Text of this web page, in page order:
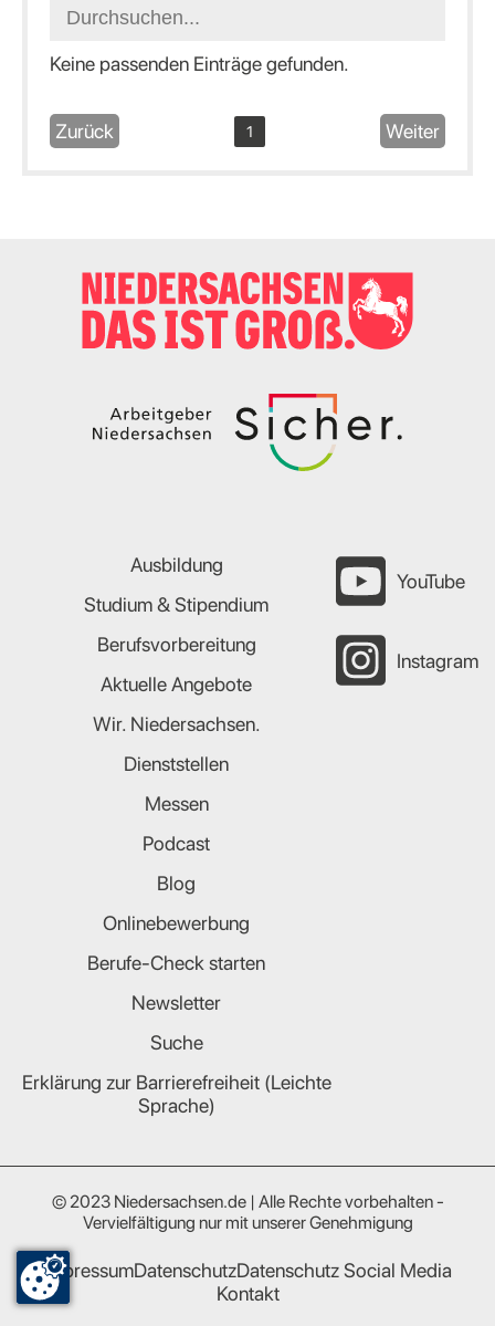
Keine passenden Einträge gefunden.
Zurück 1 Weiter
Ausbildung
Studium & Stipendium
Berufsvorbereitung
Aktuelle Angebote
Wir. Niedersachsen.
Dienststellen
Messen
Podcast
Blog
Onlinebewerbung
Berufe-Check starten
Newsletter
Suche
Erklärung zur Barrierefreiheit (Leichte
Sprache)
YouTube
Instagram
© 2023 Niedersachsen.de | Alle Rechte vorbehalten -
Vervielfältigung nur mit unserer Genehmigung
ImpressumDatenschutzDatenschutz Social Media
Kontakt